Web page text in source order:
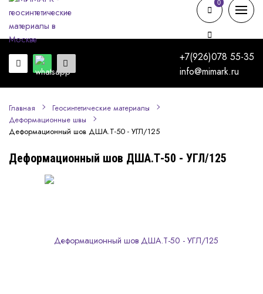
+7(926)078 55-35
info@mimark.ru
0
0
Главная
Геосинтетические материалы
Деформационные швы
Деформационный шов ДША.Т-50 - УГЛ/125
Деформационный шов ДША.Т-50 - УГЛ/125